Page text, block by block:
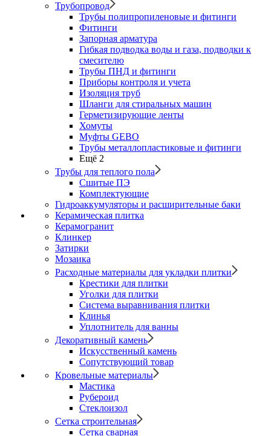
Трубопровод
Трубы полипропиленовые и фитинги
Фитинги
Запорная арматура
Гибкая подводка воды и газа, подводки к
смесителю
Трубы ПНД и фитинги
Приборы контроля и учета
Изоляция труб
Шланги для стиральных машин
Герметизирующие ленты
Хомуты
Муфты GEBO
Трубы металлопластиковые и фитинги
Ещё 2
Трубы для теплого пола
Сшитые ПЭ
Комплектующие
Гидроаккумуляторы и расширительные баки
Керамическая плитка
Керамогранит
Клинкер
Затирки
Мозаика
Расходные материалы для укладки плитки
Крестики для плитки
Уголки для плитки
Система выравнивания плитки
Клинья
Уплотнитель для ванны
Декоративный камень
Искусственный камень
Сопутствующий товар
Кровельные материалы
Мастика
Рубероид
Стеклоизол
Сетка строительная
Сетка сварная